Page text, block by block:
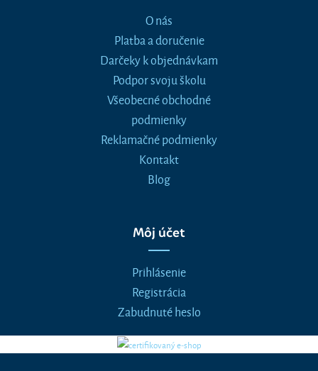
O nás
Platba a doručenie
Darčeky k objednávkam
Podpor svoju školu
Všeobecné obchodné
podmienky
Reklamačné podmienky
Kontakt
Blog
Môj účet
Prihlásenie
Registrácia
Zabudnuté heslo